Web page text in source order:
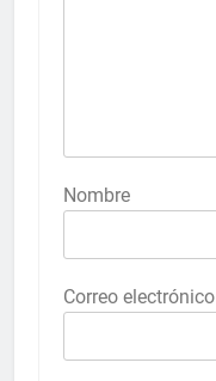
Nombre
Correo electrónico